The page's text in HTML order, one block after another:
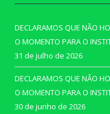
DECLARAMOS QUE NÃO
O MOMENTO PARA O
31 de julho de 2026
DECLARAMOS QUE NÃO
O MOMENTO PARA O
30 de junho de 2026